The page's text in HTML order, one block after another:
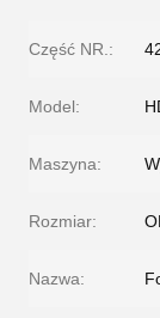
Część NR.:
Model:
Maszyna:
Rozmiar:
Nazwa: